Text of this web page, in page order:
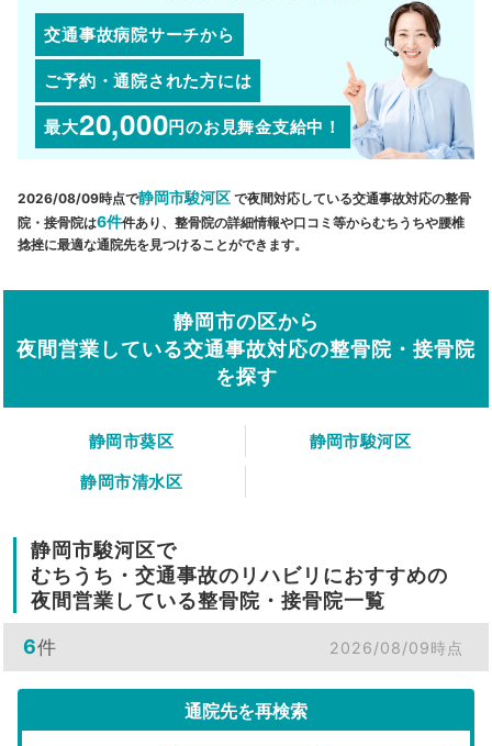
交通事故病院サーチから
ご予約・通院された方には
最大20,000円のお見舞金支給中！
2026/08/09時点で静岡市駿河区 で夜間対応している交通事故対応の整骨
院・接骨院は6件件あり、整骨院の詳細情報や口コミ等からむちうちや腰椎
捻挫に最適な通院先を見つけることができます。
静岡市の区から
夜間営業している交通事故対応の整骨院・接骨院
を探す
静岡市葵区
静岡市駿河区
静岡市清水区
静岡市駿河区で
むちうち・交通事故のリハビリにおすすめの
夜間営業している整骨院・接骨院一覧
6件 2026/08/09時点
通院先を再検索